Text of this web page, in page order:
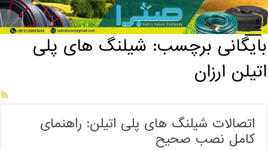
خانه / بایگانی برچسب: شیلنگ های پلی اتیلن ارزان
بایگانی برچسب: شیلنگ های پلی
اتیلن ارزان
اتصالات شیلنگ های پلی اتیلن: راهنمای
کامل نصب صحیح